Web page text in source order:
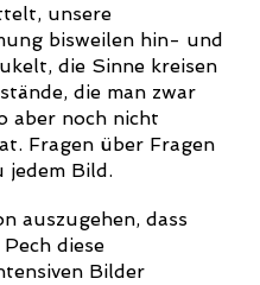
unsere
bisweilen hin- und
die Sinne kreisen
die man zwar
aber noch nicht
Fragen über Fragen
jedem Bild.
auszugehen, dass
diese
Bilder